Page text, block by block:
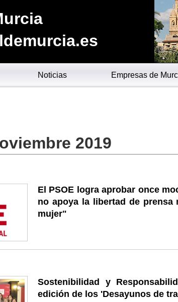
Noticias Empresas de
2019
El PSOE logra aprobar once
no apoya la libertad de
mujer"
Sostenibilidad y
edición de los 'Desayunos de